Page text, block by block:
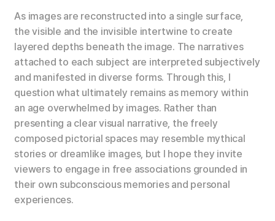
As images are reconstructed into a single surface,
the visible and the invisible intertwine to create
layered depths beneath the image. The narratives
attached to each subject are interpreted subjectively
and manifested in diverse forms. Through this, I
question what ultimately remains as memory within
an age overwhelmed by images. Rather than
presenting a clear visual narrative, the freely
composed pictorial spaces may resemble mythical
stories or dreamlike images, but I hope they invite
viewers to engage in free associations grounded in
their own subconscious memories and personal
experiences.